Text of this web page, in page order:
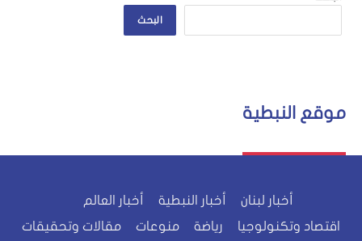
البحث
موقع النبطية
أخبار لبنان أخبار النبطية
أخبار العالم
اقتصاد وتكنولوجيا
رياضة منوعات مقالات وتحقيقات